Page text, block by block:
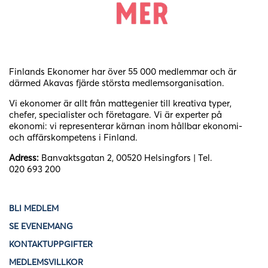
Finlands Ekonomer har över 55 000 medlemmar och är
därmed Akavas fjärde största medlemsorganisation.
Vi ekonomer är allt från mattegenier till kreativa typer,
chefer, specialister och företagare. Vi är experter på
ekonomi: vi representerar kärnan inom hållbar ekonomi-
och affärskompetens i Finland.
Adress: Banvaktsgatan 2, 00520 Helsingfors | Tel.
020 693 200
BLI MEDLEM
SE EVENEMANG
KONTAKTUPPGIFTER
MEDLEMSVILLKOR